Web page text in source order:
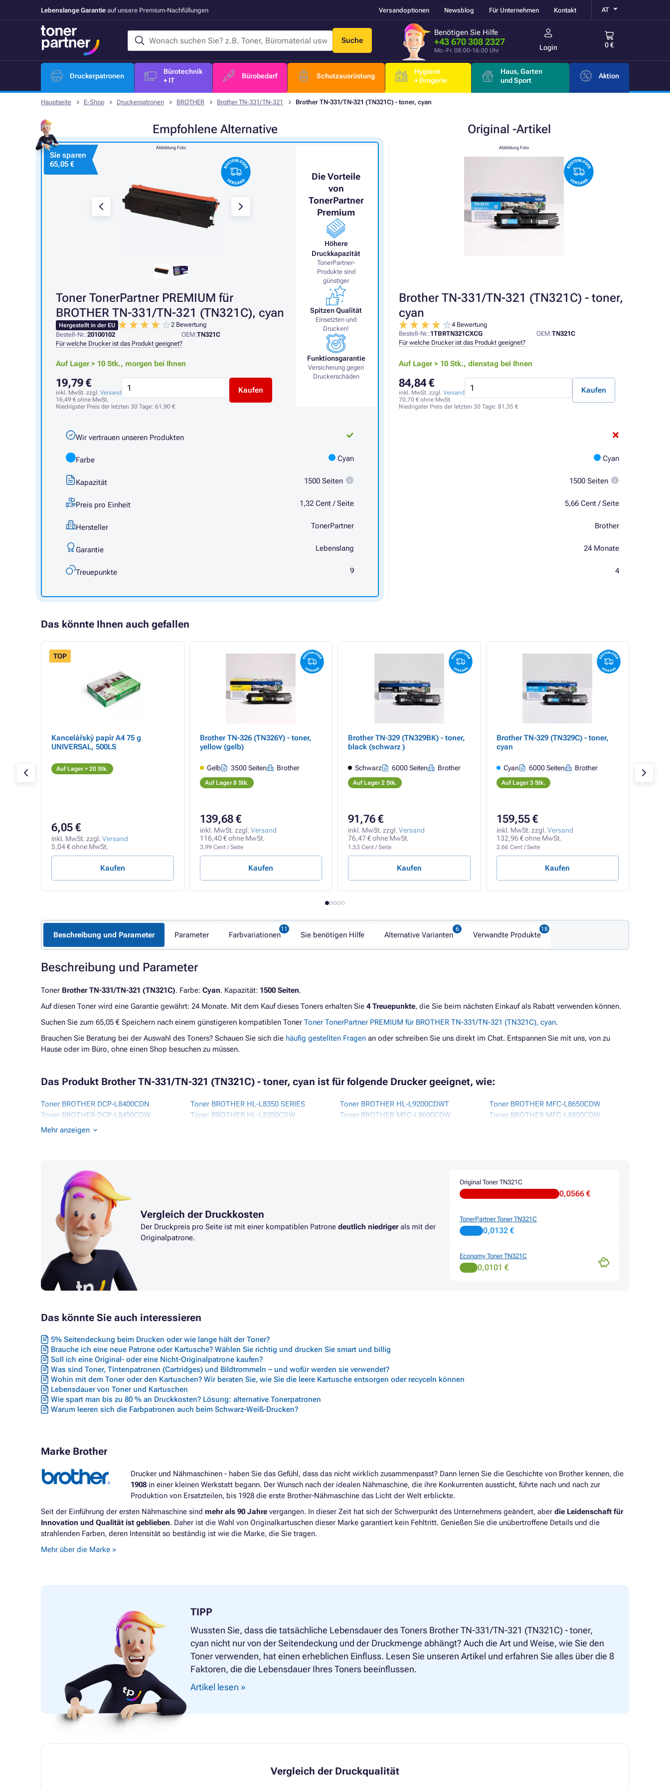
Lebenslange Garantie auf unsere Premium-Nachfüllungen Versandoptionen Newsblog Für Unternehmen Kontakt AT
Suche
Benötigen Sie Hilfe
+43 670 308 2327
Mo.-Fr. 08:00-16:00 Uhr Login 0 €
Druckerpatronen
Bürotechnik
+ IT
Bürobedarf Schutzausrüstung
Hygiene
+ Drogerie
Haus, Garten
und Sport
Aktion
Hauptseite E-Shop Druckerpatronen BROTHER Brother TN-331/TN-321 Brother TN-331/TN-321 (TN321C) - toner, cyan
Empfohlene Alternative Original -Artikel
Abbildung Foto
Brother TN-331/TN-321 (TN321C) - toner,
cyan
4 Bewertung
Bestell-Nr.:1TBRTN321CXCG OEM:TN321C
Für welche Drucker ist das Produkt geeignet?
Auf Lager > 10 Stk., dienstag bei Ihnen
84,84 €
inkl. MwSt. zzgl. Versand
70,70 € ohne MwSt.
Kaufen
Niedrigster Preis der letzten 30 Tage: 81,35 €
Cyan
1500 Seiten
5,66 Cent / Seite
Brother
24 Monate
4
Die Vorteile
von
TonerPartner
Premium
Höhere
Druckkapazität
TonerPartner-
Produkte sind
günstiger
Spitzen Qualität
Einsetzten und
Drucken!
Funktionsgarantie
Versicherung gegen
Druckerschäden
Abbildung Foto
Sie sparen
65,05 €
Toner TonerPartner PREMIUM für
BROTHER TN-331/TN-321 (TN321C), cyan
Hergestellt in der EU
2 Bewertung
Bestell-Nr.:20100102 OEM:TN321C
Für welche Drucker ist das Produkt geeignet?
Auf Lager > 10 Stk., morgen bei Ihnen
19,79 €
inkl. MwSt. zzgl. Versand
16,49 € ohne MwSt.
Kaufen
Niedrigster Preis der letzten 30 Tage: 61,90 €
Wir vertrauen unseren Produkten
Farbe Cyan
Kapazität 1500 Seiten
Preis pro Einheit 1,32 Cent / Seite
Hersteller TonerPartner
Garantie Lebenslang
Treuepunkte 9
Das könnte Ihnen auch gefallen
TOP
Kancelářský papír A4 75 g
UNIVERSAL, 500LS
Auf Lager > 20 Stk.
6,05 €
inkl. MwSt. zzgl. Versand
5,04 € ohne MwSt.
Kaufen
Brother TN-326 (TN326Y) - toner,
yellow (gelb)
Gelb 3500 Seiten Brother
Auf Lager 8 Stk.
139,68 €
inkl. MwSt. zzgl. Versand
116,40 € ohne MwSt.
3,99 Cent / Seite
Kaufen
Brother TN-329 (TN329BK) - toner,
black (schwarz )
Schwarz 6000 Seiten Brother
Auf Lager 2 Stk.
91,76 €
inkl. MwSt. zzgl. Versand
76,47 € ohne MwSt.
1,53 Cent / Seite
Kaufen
Brother TN-329 (TN329C) - toner,
cyan
Cyan 6000 Seiten Brother
Auf Lager 3 Stk.
159,55 €
inkl. MwSt. zzgl. Versand
132,96 € ohne MwSt.
2,66 Cent / Seite
Kaufen
Auf
Beschreibung und Parameter Parameter Farbvariationen Sie benötigen Hilfe Alternative Varianten Verwandte Produkte
Beschreibung und Parameter
Toner Brother TN-331/TN-321 (TN321C). Farbe: Cyan. Kapazität: 1500 Seiten.
Auf diesen Toner wird eine Garantie gewährt: 24 Monate. Mit dem Kauf dieses Toners erhalten Sie 4 Treuepunkte, die Sie beim nächsten Einkauf als Rabatt verwenden können.
Suchen Sie zum 65,05 € Speichern nach einem günstigeren kompatiblen Toner Toner TonerPartner PREMIUM für BROTHER TN-331/TN-321 (TN321C), cyan.
Brauchen Sie Beratung bei der Auswahl des Toners? Schauen Sie sich die häufig gestellten Fragen an oder schreiben Sie uns direkt im Chat. Entspannen Sie mit uns, von zu
Hause oder im Büro, ohne einen Shop besuchen zu müssen.
Das Produkt Brother TN-331/TN-321 (TN321C) - toner, cyan ist für folgende Drucker geeignet, wie:
Toner BROTHER DCP-L8400CDN
Toner BROTHER DCP-L8450CDW
Toner BROTHER HL-L8250CDN
Toner BROTHER HL-L8350 SERIES
Toner BROTHER HL-L8350CDW
Toner BROTHER HL-L9200CDWT
Toner BROTHER MFC-L8600CDW
Toner BROTHER MFC-L8650CDW
Toner BROTHER MFC-L8850CDW
Mehr anzeigen
Vergleich der Druckkosten
Der Druckpreis pro Seite ist mit einer kompatiblen Patrone deutlich niedrigerals mit der
Originalpatrone.
Original Toner TN321C
0,0566 €
TonerPartner Toner TN321C
0,0132 €
Economy Toner TN321C
0,0101 €
Das könnte Sie auch interessieren
5% Seitendeckung beim Drucken oder wie lange hält der Toner?
Brauche ich eine neue Patrone oder Kartusche? Wählen Sie richtig und drucken Sie smart und billig
Soll ich eine Original- oder eine Nicht-Originalpatrone kaufen?
Was sind Toner, Tintenpatronen (Cartridges) und Bildtrommeln – und wofür werden sie verwendet?
Wohin mit dem Toner oder den Kartuschen? Wir beraten Sie, wie Sie die leere Kartusche entsorgen oder recyceln können
Lebensdauer von Toner und Kartuschen
Wie spart man bis zu 80 % an Druckkosten? Lösung: alternative Tonerpatronen
Warum leeren sich die Farbpatronen auch beim Schwarz-Weiß-Drucken?
Marke Brother
Drucker und Nähmaschinen - haben Sie das Gefühl, dass das nicht wirklich zusammenpasst? Dann lernen Sie die Geschichte von Brother kennen, die
1908 in einer kleinen Werkstatt begann. Der Wunsch nach der idealen Nähmaschine, die ihre Konkurrenten aussticht, führte nach und nach zur
Produktion von Ersatzteilen, bis 1928 die erste Brother-Nähmaschine das Licht der Welt erblickte.
Seit der Einführung der ersten Nähmaschine sind mehr als 90 Jahre vergangen. In dieser Zeit hat sich der Schwerpunkt des Unternehmens geändert, aber die Leidenschaft für
Innovation und Qualität ist geblieben. Daher ist die Wahl von Originalkartuschen dieser Marke garantiert kein Fehltritt. Genießen Sie die unübertroffene Details und die
strahlenden Farben, deren Intensität so beständig ist wie die Marke, die Sie tragen.
Mehr über die Marke »
TIPP
Wussten Sie, dass die tatsächliche Lebensdauer des Toners Brother TN-331/TN-321 (TN321C) - toner,
cyan nicht nur von der Seitendeckung und der Druckmenge abhängt? Auch die Art und Weise, wie Sie den
Toner verwenden, hat einen erheblichen Einfluss. Lesen Sie unseren Artikel und erfahren Sie alles über die 8
Faktoren, die die Lebensdauer Ihres Toners beeinflussen.
Artikel lesen »
Vergleich der Druckqualität